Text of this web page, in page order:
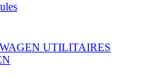
UTILITAIRES